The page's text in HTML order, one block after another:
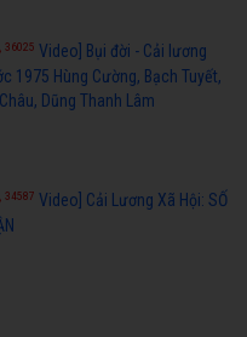
36025 Video] Bụi đời - Cải lương
1975 Hùng Cường, Bạch Tuyết,
Dũng Thanh Lâm
34587 Video] Cải Lương Xã Hội: SỐ